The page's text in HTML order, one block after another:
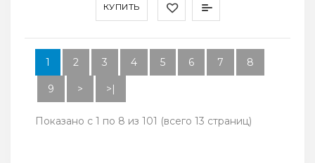
КУПИТЬ
1 2 3 4 5 6 7 8
9 > >|
Показано с 1 по 8 из 101 (всего 13 страниц)